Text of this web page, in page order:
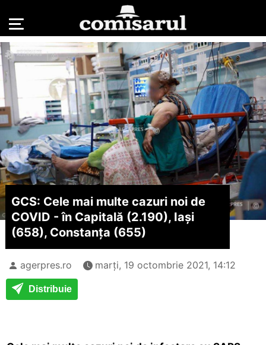
GCS: Cele mai multe cazuri noi de
COVID - în Capitală (2.190), Iaşi
(658), Constanţa (655)
agerpres.ro marți, 19 octombrie 2021, 14:12
Distribuie